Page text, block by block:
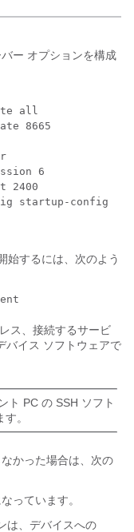
ー オプションを構成
all
8665
6
2400
startup-config
始するには、次のよう
ス、接続するサービ
バイス ソフトウェアで
ト PC の SSH ソフト
。
かった場合は、次の
っています。
は、デバイスへの